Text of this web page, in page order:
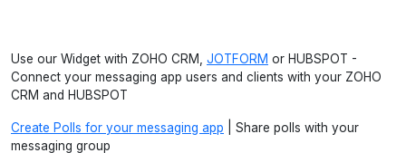
Use our Widget with ZOHO CRM, JOTFORM or HUBSPOT -
Connect your messaging app users and clients with your ZOHO
CRM and HUBSPOT
Create Polls for your messaging app | Share polls with your
messaging group